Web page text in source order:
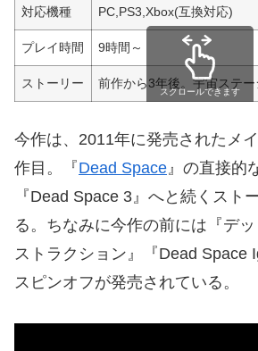
対応機種 PC,PS3,Xbox(互換対応)
プレイ時間 9時間～
ストーリー 前作から3年後。宇宙ステ
スクロールできます
今作は、2011年に発売されたメ
作目。『Dead Space 』の直接的
『Dead Space 3』へと続くスト
る。ちなみに今作の前には『デ
ストラクション』『Dead Space
スピンオフが発売されている。